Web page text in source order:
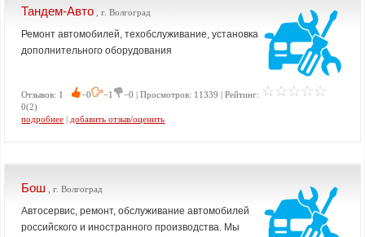
Тандем-Авто , г. Волгоград
Ремонт автомобилей, техобслуживание, установка
дополнительного оборудования
Отзывов: 1 −0 −1
−0 | Просмотров: 11339 | Рейтинг:
0(2)
подробнее | добавить отзыв/оценить
Бош , г. Волгоград
Автосервис, ремонт, обслуживание автомобилей
российского и иностранного производства. Мы